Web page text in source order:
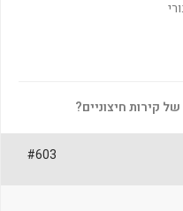
קירות חיצוניים?
#603